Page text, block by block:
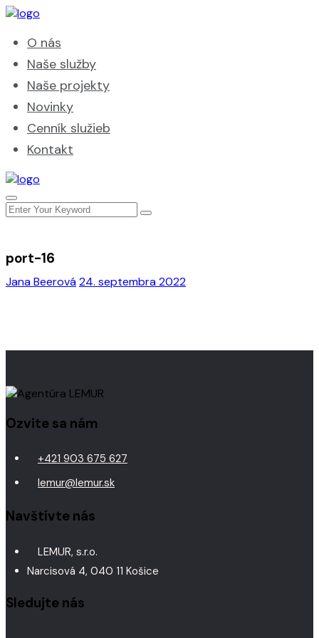
O nás
Naše služby
Naše projekty
Novinky
Cenník služieb
Kontakt
Jana Beerová24. septembra 2022
port-16
Ozvite sa nám
+421 903 675 627
lemur@lemur.sk
Navštívte nás
LEMUR, s.r.o.
Narcisová 4, 040 11 Košice
Sledujte nás